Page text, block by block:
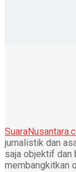
jurnalistik dan
saja objektif dan
membangkitkan